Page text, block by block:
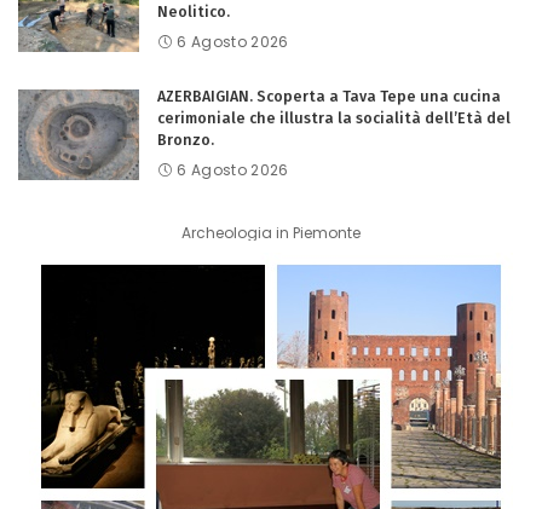
Neolitico.
6 Agosto 2026
AZERBAIGIAN. Scoperta a Tava Tepe una cucina
cerimoniale che illustra la socialità dell’Età del
Bronzo.
6 Agosto 2026
Archeologia in Piemonte